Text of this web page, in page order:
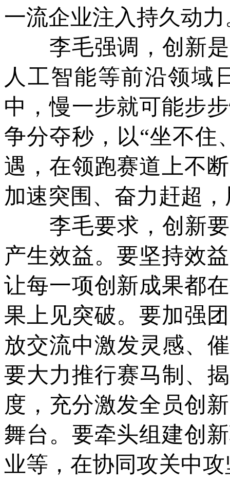
一流企业注入持久动力
李毛强调，创新是“
人工智能等前沿领域
中，慢一步就可能步
争分夺秒，以“坐不住
遇，在领跑赛道上不
加速突围、奋力赶超
李毛要求，创新要“
产生效益。要坚持效
让每一项创新成果都
果上见突破。要加强
放交流中激发灵感、
要大力推行赛马制、
度，充分激发全员创
舞台。要牵头组建创
业等，在协同攻关中